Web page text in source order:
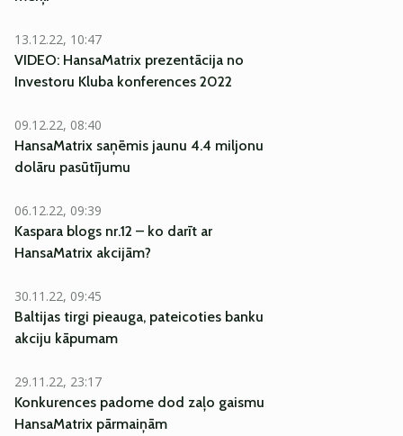
13.12.22, 10:47
VIDEO: HansaMatrix prezentācija no
Investoru Kluba konferences 2022
09.12.22, 08:40
HansaMatrix saņēmis jaunu 4.4 miljonu
dolāru pasūtījumu
06.12.22, 09:39
Kaspara blogs nr.12 – ko darīt ar
HansaMatrix akcijām?
30.11.22, 09:45
Baltijas tirgi pieauga, pateicoties banku
akciju kāpumam
29.11.22, 23:17
Konkurences padome dod zaļo gaismu
HansaMatrix pārmaiņām